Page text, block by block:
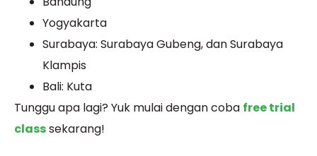
Yogyakarta
Surabaya: Surabaya Gubeng, dan Surabaya
Klampis
Bali: Kuta
Tunggu apa lagi? Yuk mulai dengan coba free trial
classsekarang!